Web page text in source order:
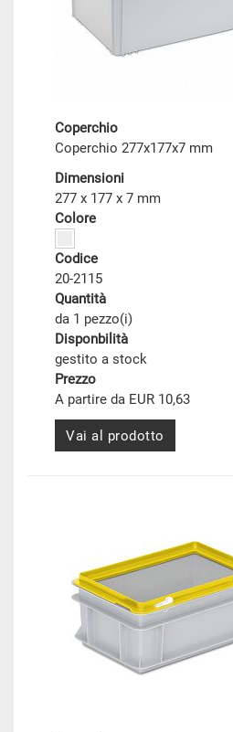
Coperchio
Coperchio 277x177x7 mm
Dimensioni
277 x 177 x 7 mm
Colore
Codice
20-2115
Quantità
da 1 pezzo(i)
Disponbilità
gestito a stock
Prezzo
A partire da EUR 10,63
Vai al prodotto